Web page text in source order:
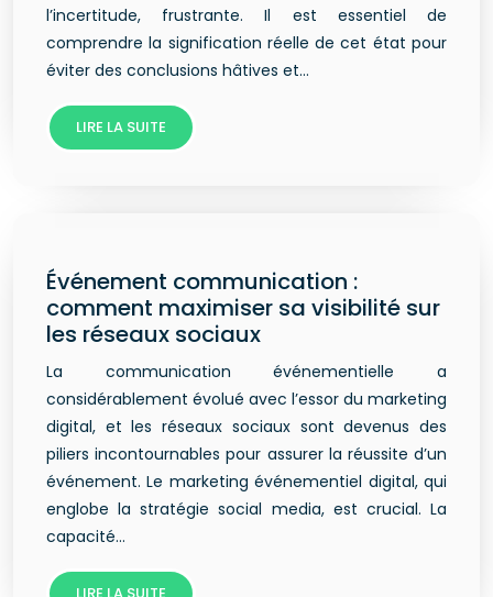
l’incertitude, frustrante. Il est essentiel de
comprendre la signification réelle de cet état pour
éviter des conclusions hâtives et…
LIRE LA SUITE
Événement communication :
comment maximiser sa visibilité sur
les réseaux sociaux
La communication événementielle a
considérablement évolué avec l’essor du marketing
digital, et les réseaux sociaux sont devenus des
piliers incontournables pour assurer la réussite d’un
événement. Le marketing événementiel digital, qui
englobe la stratégie social media, est crucial. La
capacité…